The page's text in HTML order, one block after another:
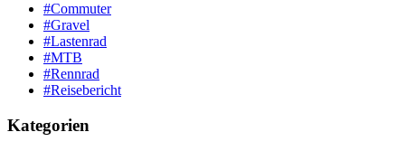
#Commuter
#Gravel
#Lastenrad
#MTB
#Rennrad
#Reisebericht
Kategorien